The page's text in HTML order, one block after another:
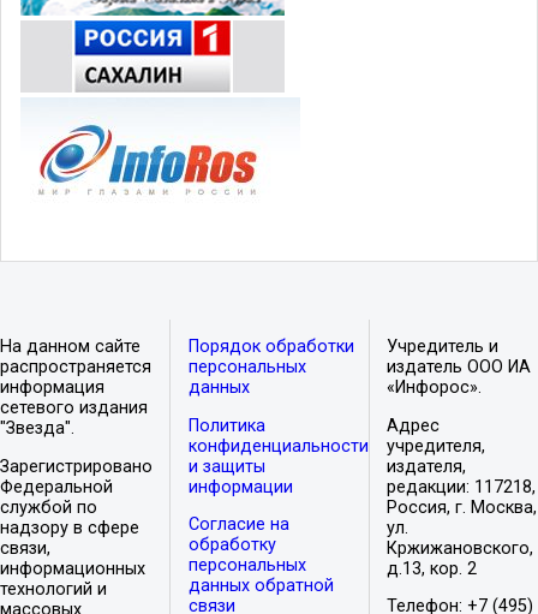
На данном сайте
распространяется
информация
сетевого издания
"Звезда".
Зарегистрировано
Федеральной
службой по
надзору в сфере
связи,
информационных
технологий и
массовых
Порядок обработки
персональных
данных
Политика
конфиденциальности
и защиты
информации
Согласие на
обработку
персональных
данных обратной
связи
Учредитель и
издатель ООО ИА
«Инфорос».
Адрес
учредителя,
издателя,
редакции: 117218,
Россия, г. Москва,
ул.
Кржижановского,
д.13, кор. 2
Телефон: +7 (495)